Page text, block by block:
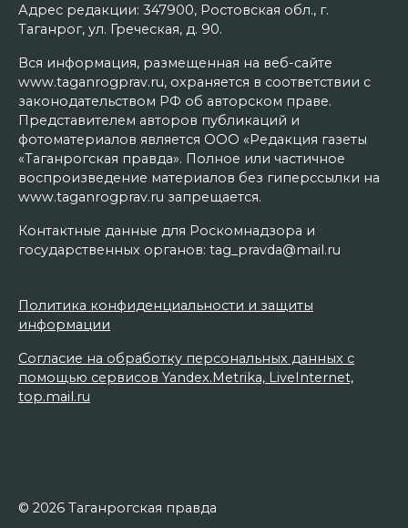
Адрес редакции: 347900, Ростовская обл., г.
Таганрог, ул. Греческая, д. 90.
Вся информация, размещенная на веб-сайте
www.taganrogprav.ru, охраняется в соответствии с
законодательством РФ об авторском праве.
Представителем авторов публикаций и
фотоматериалов является ООО «Редакция газеты
«Таганрогская правда». Полное или частичное
воспроизведение материалов без гиперссылки на
www.taganrogprav.ru запрещается.
Контактные данные для Роскомнадзора и
государственных органов: tag_pravda@mail.ru
Политика конфиденциальности и защиты
информации
Согласие на обработку персональных данных с
помощью сервисов Yandex.Metrika, LiveInternet,
top.mail.ru
© 2026 Таганрогская правда